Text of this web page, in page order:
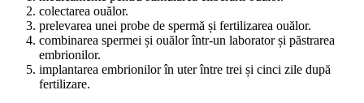
colectarea ouălor.
prelevarea unei probe de spermă și fertilizarea ouălor.
combinarea spermei și ouălor într-un laborator și păstrarea
embrionilor.
implantarea embrionilor în uter între trei și cinci zile după
fertilizare.